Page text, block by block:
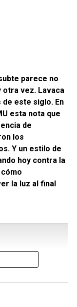
parece no
otra vez. Lavaca
este siglo. En
esta nota que
de
los
Y un estilo de
hoy contra la
la luz al final